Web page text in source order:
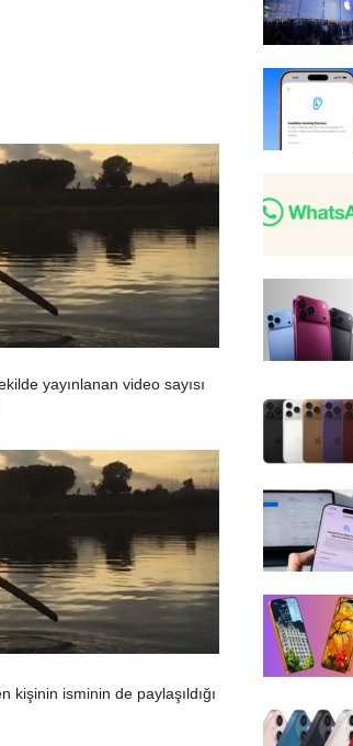
yayınlanan video sayısı
isminin de paylaşıldığı